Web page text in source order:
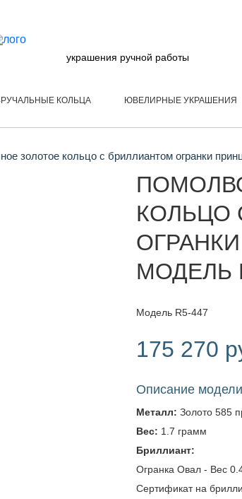
украшения ручной работы
КОЛЬЦА ЮВЕЛИРНЫЕ УКРАШЕНИЯ
золотое кольцо с бриллиантом огранки
КОЛЬЦО
МОДЕЛЬ
Модель R5-447
175 270
Описание модели
Металл: Золото 585
Вес: 1.7 грамм
Бриллиант:
Огранка Овал - Вес
Сертификат на